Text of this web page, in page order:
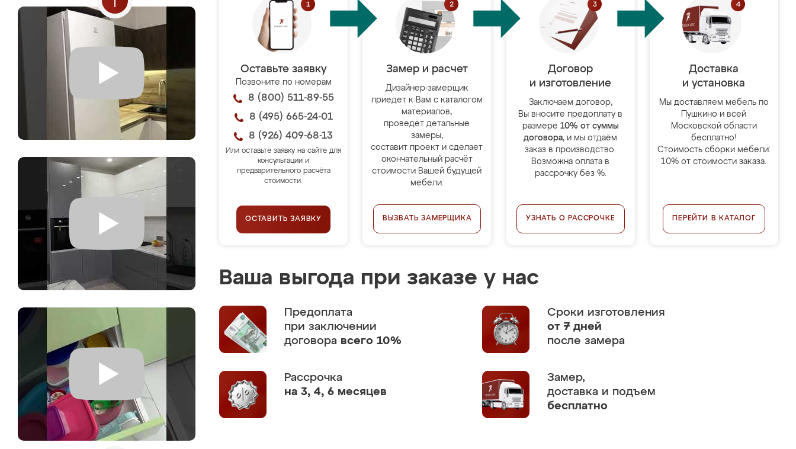
Оставьте заявку
Позвоните по номерам
8 (800) 511-89-55
8 (495) 665-24-01
8 (926) 409-68-13
Или оставьте заявку на сайте для
консультации и
предварительного расчёта
стоимости.
ОСТАВИТЬ ЗАЯВКУ
Замер и расчет
Дизайнер-замерщик
приедет к Вам с каталогом
материалов,
проведёт детальные
замеры,
составит проект и сделает
окончательный расчёт
стоимости Вашей будущей
мебели.
ВЫЗВАТЬ ЗАМЕРЩИКА
Договор
и изготовление
Заключаем договор,
Вы вносите предоплату в
размере 10% от суммы
договора, и мы отдаём
заказ в производство.
Возможна оплата в
рассрочку без %.
УЗНАТЬ О РАССРОЧКЕ
Доставка
и установка
Мы доставляем мебель по
Пушкино и всей
Московской области
бесплатно!
Стоимость сборки мебели:
10% от стоимости заказа.
ПЕРЕЙТИ В КАТАЛОГ
Ваша выгода при заказе у нас
Предоплата
при заключении
договора всего 10%
Сроки изготовления
от 7 дней
после замера
Рассрочка
на 3, 4, 6 месяцев
Замер,
доставка и подъем
бесплатно